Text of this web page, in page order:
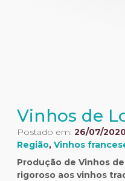
Vinhos de
Postado em: 26/07/
Região, Vinhos
Produção de Vinhos
rigoroso aos vinhos